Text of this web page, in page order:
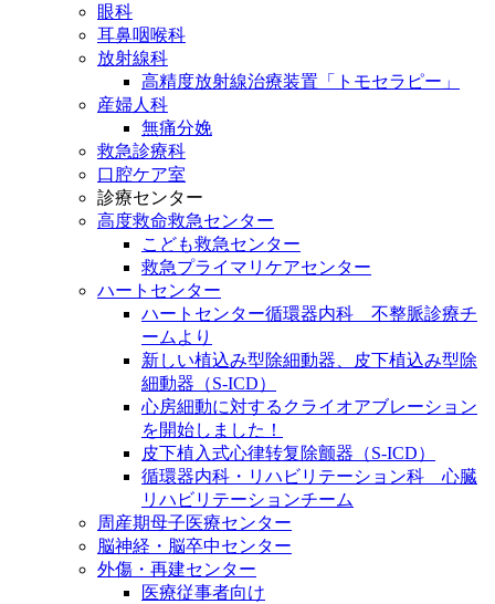
眼科
耳鼻咽喉科
放射線科
高精度放射線治療装置「トモセラピー」
産婦人科
無痛分娩
救急診療科
口腔ケア室
診療センター
高度救命救急センター
こども救急センター
救急プライマリケアセンター
ハートセンター
ハートセンター循環器内科 不整脈診療チ
ームより
新しい植込み型除細動器、皮下植込み型除
細動器（S-ICD）
心房細動に対するクライオアブレーション
を開始しました！
皮下植入式心律转复除颤器（S-ICD）
循環器内科・リハビリテーション科 心臓
リハビリテーションチーム
周産期母子医療センター
脳神経・脳卒中センター
外傷・再建センター
医療従事者向け